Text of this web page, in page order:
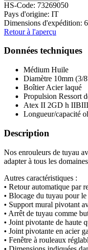
HS-Code: 73269050
Pays d'origine: IT
Dimensions d'expédition:
Retour à l'aperçu
Données techniques
Médium Huile
Diamètre 10mm (3/
Boîtier Acier laqué
Propulsion Ressort
Atex II 2GD h
Longueur/capacité
Description
Nos enrouleurs de tuyau
adapter à tous les
Autres caractéristiques :
• Retour automatique par
• Blocage du tuyau pour
• Support mural pivotant
• Arrêt de tuyau comme
• Joint pivotante de haute
• Joint pivotante en acier
• Fenêtre à rouleaux